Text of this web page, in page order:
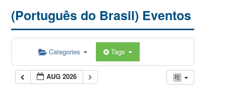
(Português do Brasil) Eventos
Categories Tags
AUG 2026